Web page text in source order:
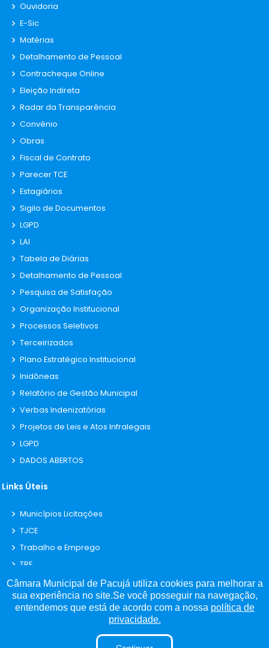
Ouvidoria
E-Sic
Matérias
Detalhamento de Pessoal
Contracheque Online
Eleição Indireta
Radar da Transparência
Convênio
Obras
Fiscal de Contrato
Parecer TCE
Estagiários
Sigilo de Documentos
LGPD
LAI
Tabela de Diárias
Detalhamento de Pessoal
Pesquisa de Satisfação
Organização Institucional
Processos Seletivos
Terceirizados
Plano Estratégico Institucional
Inidôneas
Relatório de Gestão Municipal
Verbas Indenizatórias
Projetos de Leis e Atos Infralegais
LGPD
DADOS ABERTOS
Links Úteis
Municípios Licitações
TJCE
Trabalho e Emprego
TRE
TCE
Plugwin Sistemas. Todos os direitos reservados.
Câmara Municipal de Pacujá utiliza cookies para melhorar a
sua experiência no site.Se você posseguir na navegação,
entendemos que está de acordo com a nossa política de
privacidade.